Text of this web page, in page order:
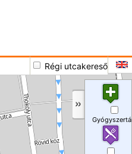
Régi utcakereső